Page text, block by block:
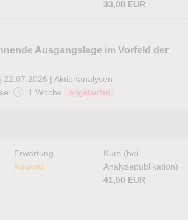
33,08 EUR
Ausgangslage im Vorfeld der
| 22.07.2026 | Aktienanalysen
1 Woche abgelaufen
Erwartung
Neutral
Kurs (bei
Analysepublikation)
41,50 EUR